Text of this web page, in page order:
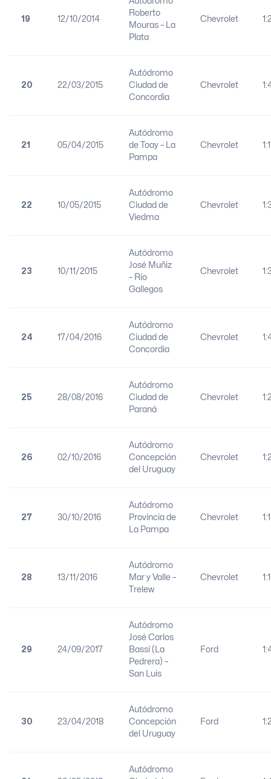
19 12/10/2014
Roberto
Mouras – La
Plata
Chevrolet
20 22/03/2015
Autódromo
Ciudad de
Concordia
Chevrolet
21 05/04/2015
Autódromo
de Toay – La
Pampa
Chevrolet
22 10/05/2015
Autódromo
Ciudad de
Viedma
Chevrolet
23 10/11/2015
Autódromo
José Muñiz
– Río
Gallegos
Chevrolet
24 17/04/2016
Autódromo
Ciudad de
Concordia
Chevrolet
25 28/08/2016
Autódromo
Ciudad de
Paraná
Chevrolet
26 02/10/2016
Autódromo
Concepción
del Uruguay
Chevrolet
27 30/10/2016
Autódromo
Provincia de
La Pampa
Chevrolet
28 13/11/2016
Autódromo
Mar y Valle –
Trelew
Chevrolet
29 24/09/2017
Autódromo
José Carlos
Bassi (La
Pedrera) –
San Luis
Ford
30 23/04/2018
Autódromo
Concepción
del Uruguay
Ford
Autódromo